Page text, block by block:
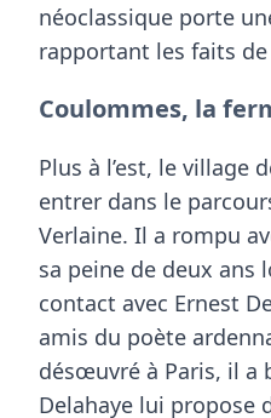
néoclassique porte
rapportant les faits
Coulommes, la
Plus à l’est, le village
entrer dans le
Verlaine. Il a rompu
sa peine de deux ans
contact avec Ernest
amis du poète
désœuvré à Paris, il a
Delahaye lui propose